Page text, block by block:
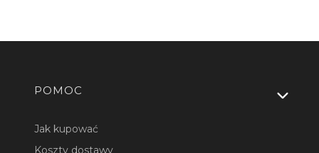
Linki w stopce
POMOC
Jak kupować
Koszty dostawy